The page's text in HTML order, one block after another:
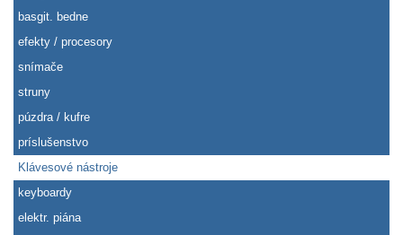
basgit. bedne
efekty / procesory
snímače
struny
púzdra / kufre
príslušenstvo
Klávesové nástroje
keyboardy
elektr. piána